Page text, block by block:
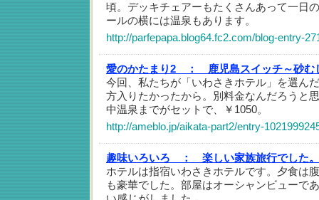
頃。デッキチェアーもたくさんあって一日
ールの横には温泉もあります。
http://parfepapa.blog64.fc2.com/blog-entry-
愛のかたまり2 ：
鹿児島スイッチ～砂む
今回、私たちが「いわさきホテル」を選ん
方入りたかったから。別料金なんだろうと
中温泉までがセットで、￥1050。
http://ameblo.jp/aikata-part2/entry-
趣味いろいろ ：
楽しい家族旅行でした。
ホテルは指宿いわさきホテルです。夕食は
も豪華でした。部屋はオーシャンビューで